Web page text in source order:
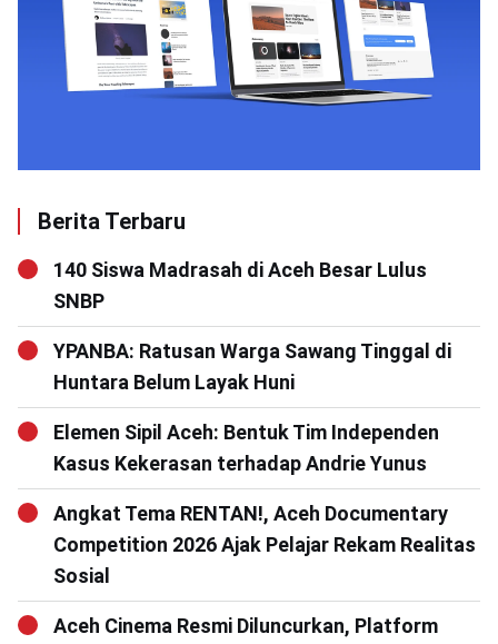
Berita Terbaru
140 Siswa Madrasah di Aceh Besar Lulus
SNBP
YPANBA: Ratusan Warga Sawang Tinggal di
Huntara Belum Layak Huni
Elemen Sipil Aceh: Bentuk Tim Independen
Kasus Kekerasan terhadap Andrie Yunus
Angkat Tema RENTAN!, Aceh Documentary
Competition 2026 Ajak Pelajar Rekam Realitas
Sosial
Aceh Cinema Resmi Diluncurkan, Platform